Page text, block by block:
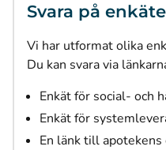
Svara på
Vi har utformat olika
Du kan svara via
Enkät för social- och
Enkät för
En länk till apotekens